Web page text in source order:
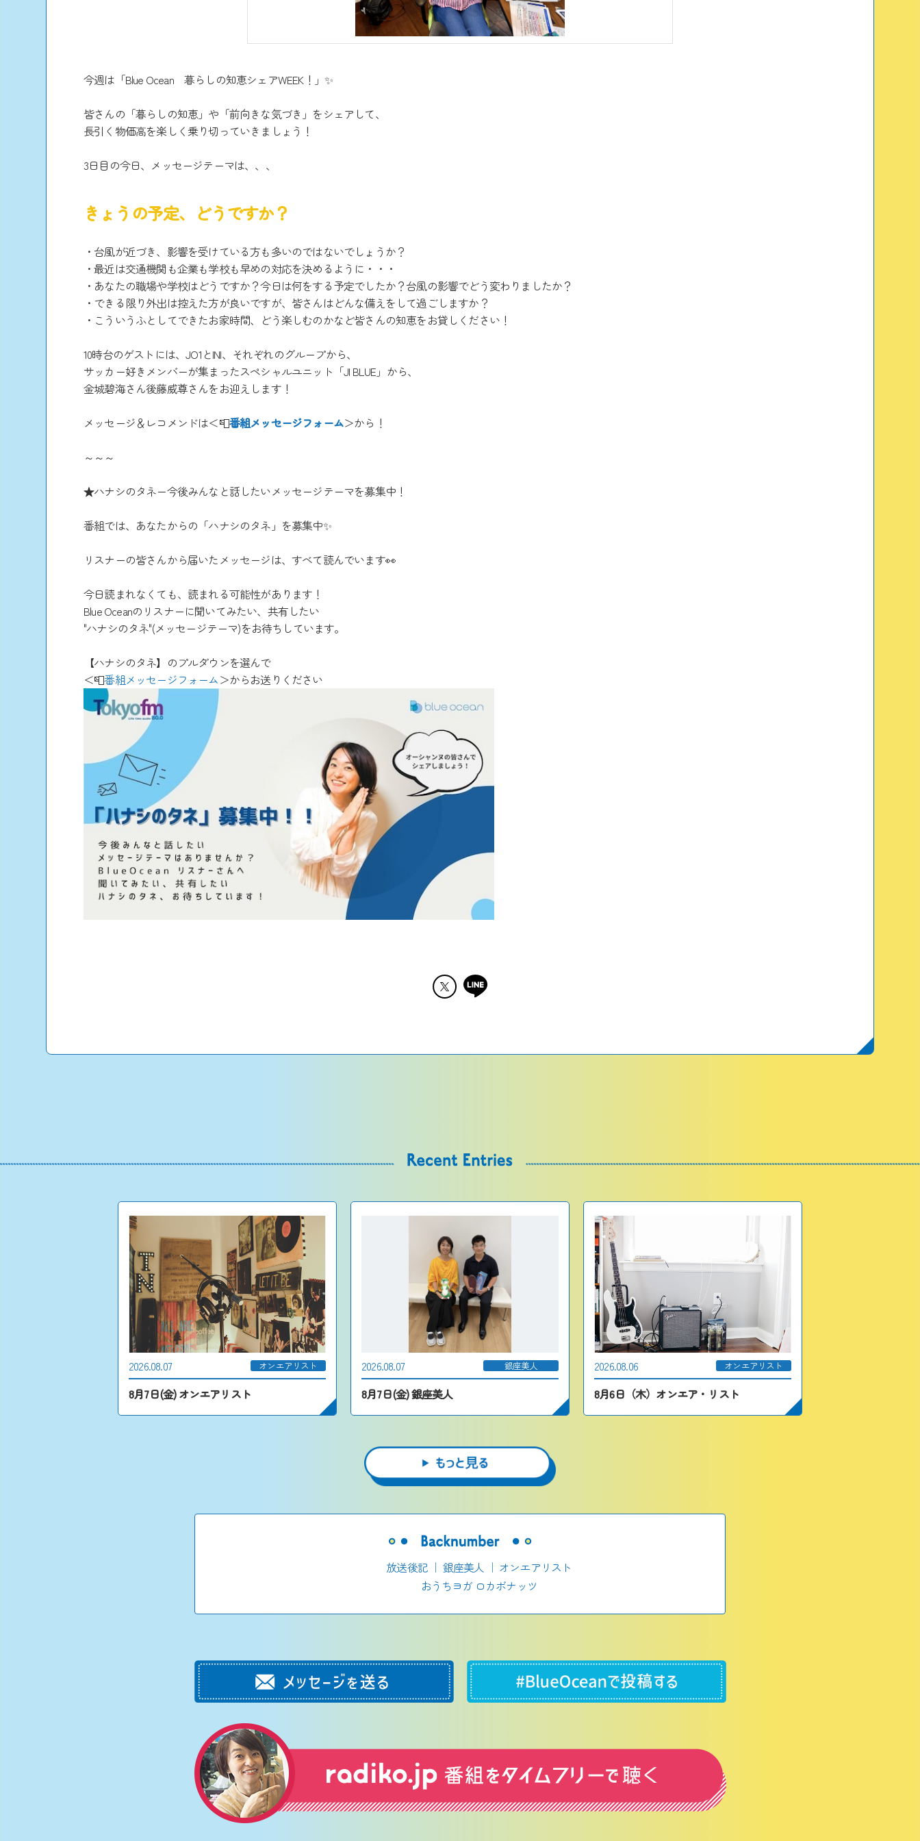
今週は「Blue Ocean 暮らしの知恵シェアWEEK！」✨
皆さんの「暮らしの知恵」や「前向きな気づき」をシェアして、
長引く物価高を楽しく乗り切っていきましょう！
3日目の今日、メッセージテーマは、、、
きょうの予定、どうですか？
・台風が近づき、影響を受けている方も多いのではないでしょうか？
・最近は交通機関も企業も学校も早めの対応を決めるように・・・
・あなたの職場や学校はどうですか？今日は何をする予定でしたか？台風の影響でどう変わりましたか？
・できる限り外出は控えた方が良いですが、皆さんはどんな備えをして過ごしますか？
・こういうふとしてできたお家時間、どう楽しむのかなど皆さんの知恵をお貸しください！
10時台のゲストには、JO1とINI、それぞれのグループから、
サッカー好きメンバーが集まったスペシャルユニット「JI BLUE」から、
金城碧海さん後藤威尊さんをお迎えします！
メッセージ＆レコメンドは＜📮番組メッセージフォーム＞から！
～～～
★ハナシのタネー今後みんなと話したいメッセージテーマを募集中！
番組では、あなたからの「ハナシのタネ」を募集中✨
リスナーの皆さんから届いたメッセージは、すべて読んでいます👀
今日読まれなくても、読まれる可能性があります！
Blue Oceanのリスナーに聞いてみたい、共有したい
"ハナシのタネ"(メッセージテーマ)をお待ちしています。
【ハナシのタネ】のプルダウンを選んで
＜📮番組メッセージフォーム＞からお送りください
2026.08.07 オンエアリスト
8月7日(金) オンエアリスト
2026.08.07 銀座美人
8月7日(金) 銀座美人
2026.08.06 オンエアリスト
8月6日（木）オンエア・リスト
放送後記 ｜ 銀座美人 ｜ オンエアリスト
おうちヨガ ロカボナッツ